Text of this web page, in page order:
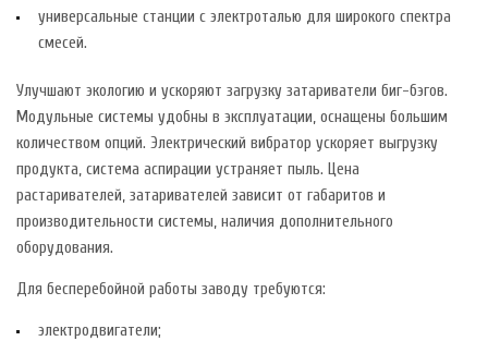
универсальные станции с электроталью для широкого спектра
смесей.
Улучшают экологию и ускоряют загрузку затариватели биг-бэгов.
Модульные системы удобны в эксплуатации, оснащены большим
количеством опций. Электрический вибратор ускоряет выгрузку
продукта, система аспирации устраняет пыль. Цена
растаривателей, затаривателей зависит от габаритов и
производительности системы, наличия дополнительного
оборудования.
Для бесперебойной работы заводу требуются:
электродвигатели;